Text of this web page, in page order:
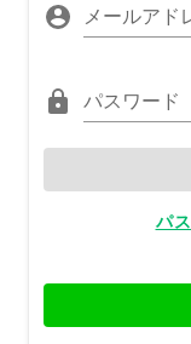
メールアド
パスワード
パ